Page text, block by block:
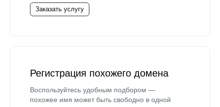
Заказать услугу
Регистрация похожего домена
Воспользуйтесь удобным подбором —
похожее имя может быть свободно в одной